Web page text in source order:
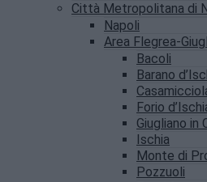
Città Metropolitana di
Napoli
Area Flegrea-
Bacoli
Barano
Forio
Giugliano in
Ischia
Monte di
Pozzuoli